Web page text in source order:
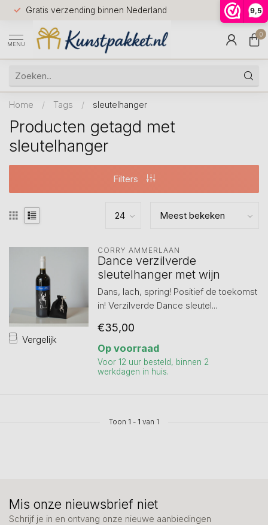
9,5
Gratis verzending binnen Nederland
Voor
huis
9.5
MENU
0
Home / Tags / sleutelhanger
Producten getagd met
sleutelhanger
Filters
Vergelijk
CORRY AMMERLAAN
Dance verzilverde
sleutelhanger met wijn
Dans, lach, spring! Positief de toekomst
in! Verzilverde Dance sleutel...
€35,00
Op voorraad
Voor 12 uur besteld, binnen 2
werkdagen in huis.
Toon 1 - 1 van 1
Mis onze nieuwsbrief niet
Schrijf je in en ontvang onze nieuwe aanbiedingen